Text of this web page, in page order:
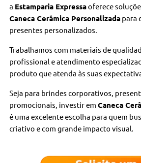
a Estamparia Expressaoferece
Caneca Cerâmica Personalizada para
presentes personalizados.
Trabalhamos com materiais de
profissional e atendimento
produto que atenda às suas
Seja para brindes corporativos,
promocionais, investir emCaneca
é uma excelente escolha para quem
criativo e com grande impacto visual.